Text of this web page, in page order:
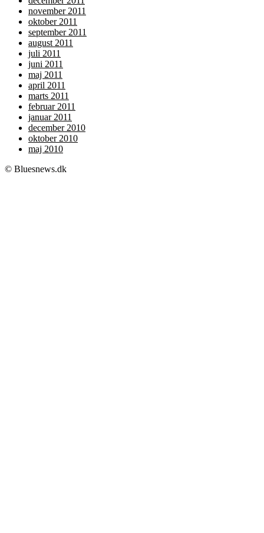
november 2011
oktober 2011
september 2011
august 2011
juli 2011
juni 2011
maj 2011
april 2011
marts 2011
februar 2011
januar 2011
december 2010
oktober 2010
maj 2010
© Bluesnews.dk